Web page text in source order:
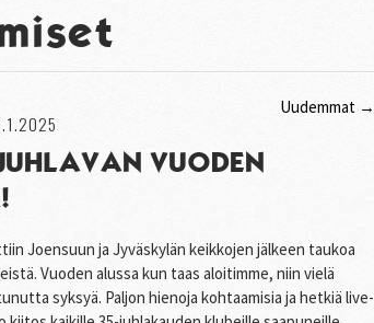
Uudemmat →
VUODEN
Joensuun ja Jyväskylän keikkojen jälkeen taukoa
Vuoden alussa kun taas aloitimme, niin vielä
syksyä. Paljon hienoja kohtaamisia ja hetkiä live-